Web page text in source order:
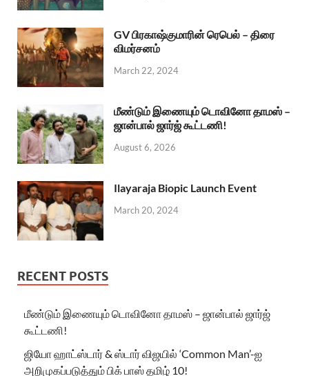
GV பிரகாஷ்குமாரின் ரெபெல் – திரை
விமர்சனம்
March 22, 2024
மீண்டும் இணையும் டொவினோ தாமஸ் –
ஜான்பால் ஜார்ஜ் கூட்டணி!
August 6, 2026
Ilayaraja Biopic Launch Event
March 20, 2024
RECENT POSTS
மீண்டும் இணையும் டொவினோ தாமஸ் – ஜான்பால் ஜார்ஜ்
கூட்டணி!
ஜியோ ஹாட்ஸ்டார் & ஸ்டார் விஜயில் ‘Common Man’-ஐ
அறிமுகப்படுத்தும் பிக் பாஸ் தமிழ் 10!